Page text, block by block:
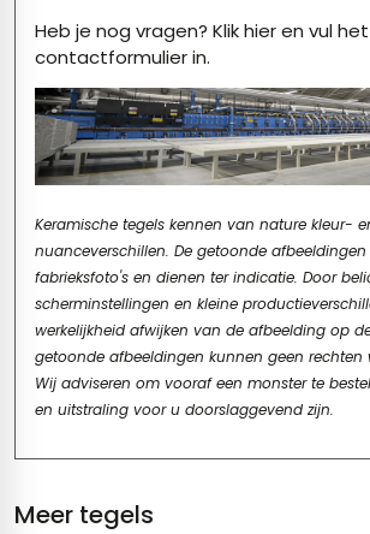
Heb je nog vragen? Klik hieren vul het
contactformulier in.
Keramische tegels kennen van nature kleur-
nuanceverschillen. De getoonde
fabrieksfoto's en dienen ter indicatie. Door
scherminstellingen en kleine
werkelijkheid afwijken van de afbeelding op
getoonde afbeeldingen kunnen geen rechten
Wij adviseren om vooraf een monster te
en uitstraling voor u doorslaggevend zijn.
Meer tegels